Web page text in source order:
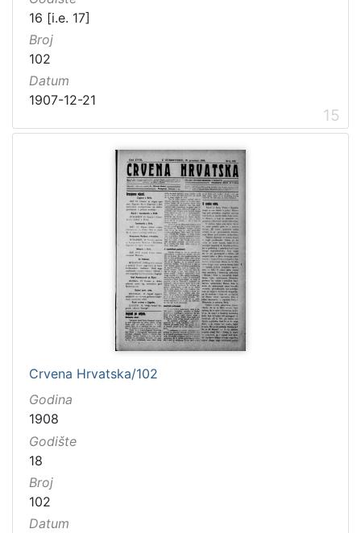
16 [i.e. 17]
Broj
102
Datum
1907-12-21
15
Crvena Hrvatska/102
Godina
1908
Godište
18
Broj
102
Datum